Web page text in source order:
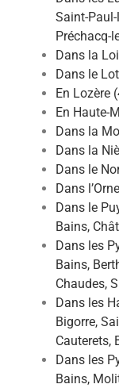
Saint-
Préchacq-
Dans la
Dans le
En Lozère
En Haute-
Dans la
Dans la
Dans le
Dans
Dans le
Bains,
Dans les
Bains,
Chaudes,
Dans les
Bigorre,
Cauterets,
Dans les
Bains,